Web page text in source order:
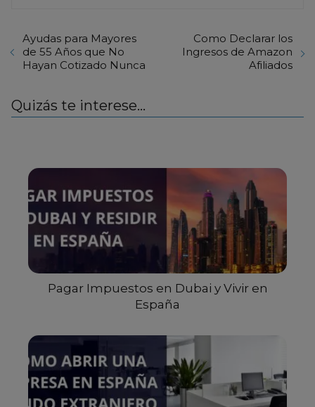
Ayudas para Mayores
de 55 Años que No
Hayan Cotizado Nunca
Como Declarar los
Ingresos de Amazon
Afiliados
Quizás te interese...
Pagar Impuestos en Dubai y Vivir en
España